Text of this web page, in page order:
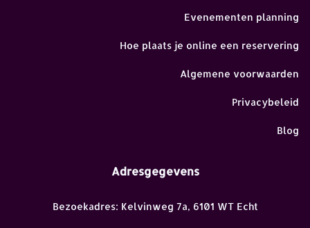
Evenementen planning
Hoe plaats je online een reservering
Algemene voorwaarden
Privacybeleid
Blog
Adresgegevens
Bezoekadres: Kelvinweg 7a, 6101 WT Echt